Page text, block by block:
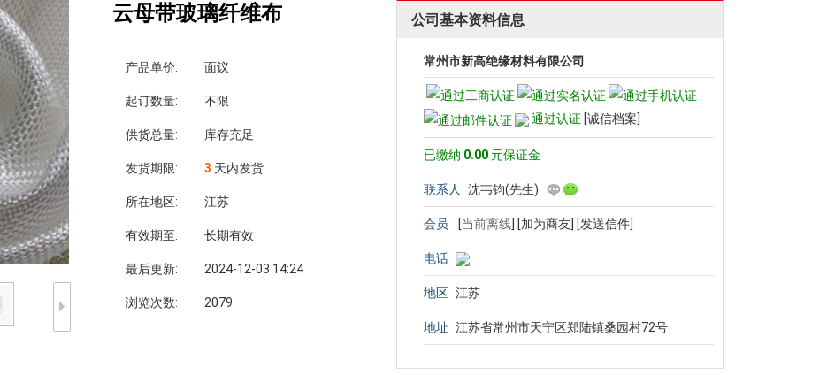
云母带玻璃纤维布
产品单价: 面议
起订数量: 不限
供货总量: 库存充足
发货期限: 3 天内发货
所在地区: 江苏
有效期至: 长期有效
最后更新: 2024-12-03 14:24
浏览次数: 2079
公司基本资料信息
常州市新高绝缘材料有限公司
通过认证 [诚信档案]
已缴纳 0.00 元保证金
联系人 沈韦钧(先生)
会员 [当前离线] [加为商友] [发送信件]
电话
地区 江苏
地址 江苏省常州市天宁区郑陆镇桑园村72号